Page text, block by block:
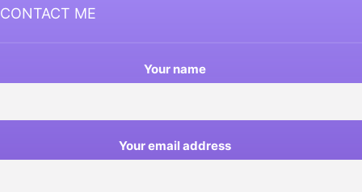
CONTACT ME
Your name
Your email address